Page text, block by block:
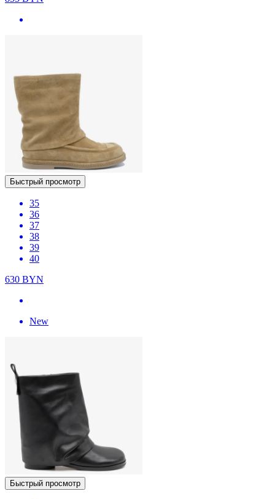
Быстрый просмотр
35
36
37
38
39
40
630 BYN
New
Быстрый просмотр